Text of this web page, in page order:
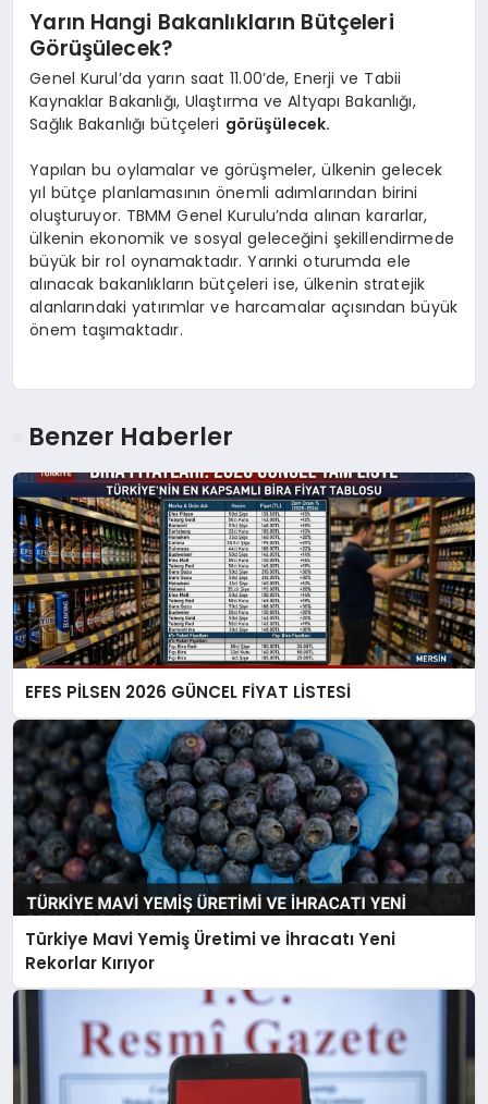
Yarın Hangi Bakanlıkların Bütçeleri
Görüşülecek?
Genel Kurul’da yarın saat 11.00’de, Enerji ve Tabii
Kaynaklar Bakanlığı, Ulaştırma ve Altyapı Bakanlığı,
Sağlık Bakanlığı bütçeleri görüşülecek.
Yapılan bu oylamalar ve görüşmeler, ülkenin gelecek
yıl bütçe planlamasının önemli adımlarından birini
oluşturuyor. TBMM Genel Kurulu’nda alınan kararlar,
ülkenin ekonomik ve sosyal geleceğini şekillendirmede
büyük bir rol oynamaktadır. Yarınki oturumda ele
alınacak bakanlıkların bütçeleri ise, ülkenin stratejik
alanlarındaki yatırımlar ve harcamalar açısından büyük
önem taşımaktadır.
Benzer Haberler
EFES PİLSEN 2026 GÜNCEL FİYAT LİSTESİ
Türkiye Mavi Yemiş Üretimi ve İhracatı Yeni
Rekorlar Kırıyor